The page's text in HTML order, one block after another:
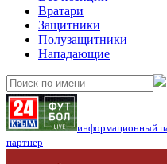
Вратари
Защитники
Полузащитники
Нападающие
информационный
партнер